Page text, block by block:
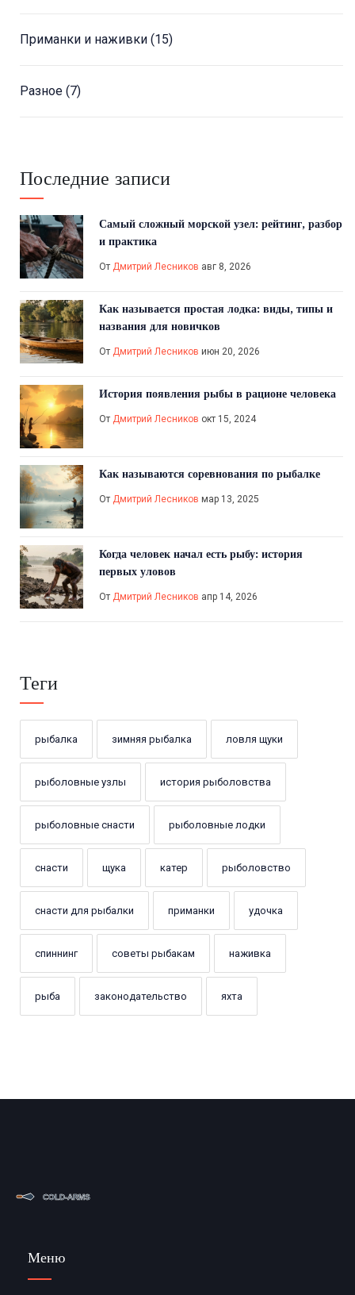
Приманки и наживки (15)
Разное (7)
Последние записи
Самый сложный морской узел: рейтинг, разбор
и практика
От Дмитрий Лесников авг 8, 2026
Как называется простая лодка: виды, типы и
названия для новичков
От Дмитрий Лесников июн 20, 2026
История появления рыбы в рационе человека
От Дмитрий Лесников окт 15, 2024
Как называются соревнования по рыбалке
От Дмитрий Лесников мар 13, 2025
Когда человек начал есть рыбу: история
первых уловов
От Дмитрий Лесников апр 14, 2026
Теги
рыбалка зимняя рыбалка ловля щуки
рыболовные узлы история рыболовства
рыболовные снасти рыболовные лодки
снасти щука катер рыболовство
снасти для рыбалки приманки удочка
спиннинг советы рыбакам наживка
рыба законодательство яхта
Меню